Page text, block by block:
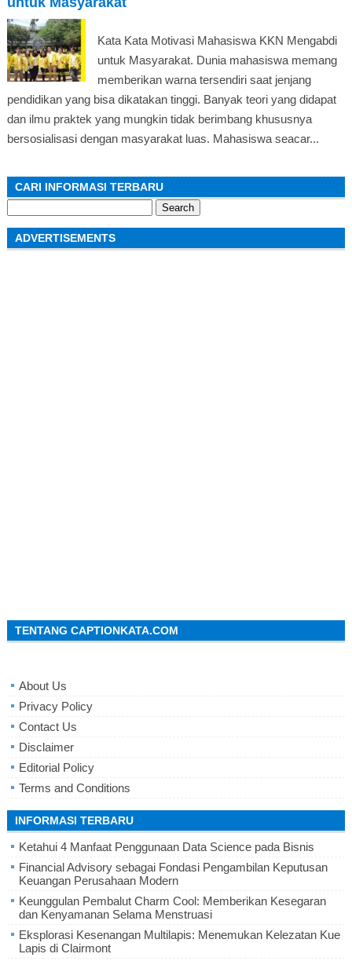
Kata Kata Motivasi Mahasiswa KKN Mengabdi
untuk Masyarakat. Dunia mahasiswa memang
memberikan warna tersendiri saat jenjang
pendidikan yang bisa dikatakan tinggi. Banyak teori yang didapat
dan ilmu praktek yang mungkin tidak berimbang khususnya
bersosialisasi dengan masyarakat luas. Mahasiswa seacar...
CARI INFORMASI TERBARU
for:
ADVERTISEMENTS
TENTANG CAPTIONKATA.COM
About Us
Privacy Policy
Contact Us
Disclaimer
Editorial Policy
Terms and Conditions
INFORMASI TERBARU
Ketahui 4 Manfaat Penggunaan Data Science pada Bisnis
Financial Advisory sebagai Fondasi Pengambilan Keputusan
Keuangan Perusahaan Modern
Keunggulan Pembalut Charm Cool: Memberikan Kesegaran
dan Kenyamanan Selama Menstruasi
Eksplorasi Kesenangan Multilapis: Menemukan Kelezatan Kue
Lapis di Clairmont